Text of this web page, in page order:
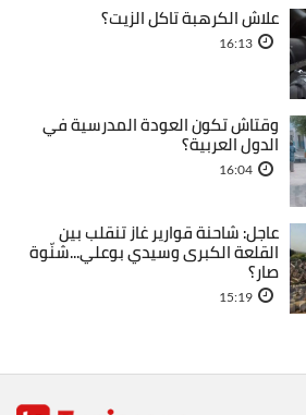
علاش الكرهبة تاكل الزيت؟
16:13
وقتاش تكون العودة المدرسية في
الدول العربية؟
16:04
عاجل: شاحنة قوارير غاز تنقلب بين
القلعة الكبرى وسيدي بوعلي...شنّوة
صار؟
15:19